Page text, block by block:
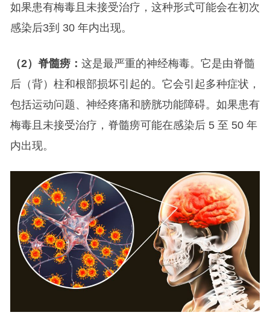
如果患有梅毒且未接受治疗，这种形式可能会在初次
感染后3到 30 年内出现。
（2）脊髓痨： 这是最严重的神经梅毒。它是由脊髓
后（背）柱和根部损坏引起的。它会引起多种症状，
包括运动问题、神经疼痛和膀胱功能障碍。如果患有
梅毒且未接受治疗，脊髓痨可能在感染后 5 至 50 年
内出现。